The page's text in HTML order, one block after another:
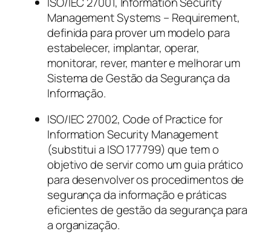
Management Systems – Requirement,
definida para prover um modelo para
estabelecer, implantar, operar,
monitorar, rever, manter e melhorar um
Sistema de Gestão da Segurança da
Informação.
ISO/IEC 27002, Code of Practice for
Information Security Management
(substitui a ISO 177799) que tem o
objetivo de servir como um guia prático
para desenvolver os procedimentos de
segurança da informação e práticas
eficientes de gestão da segurança para
a organização.